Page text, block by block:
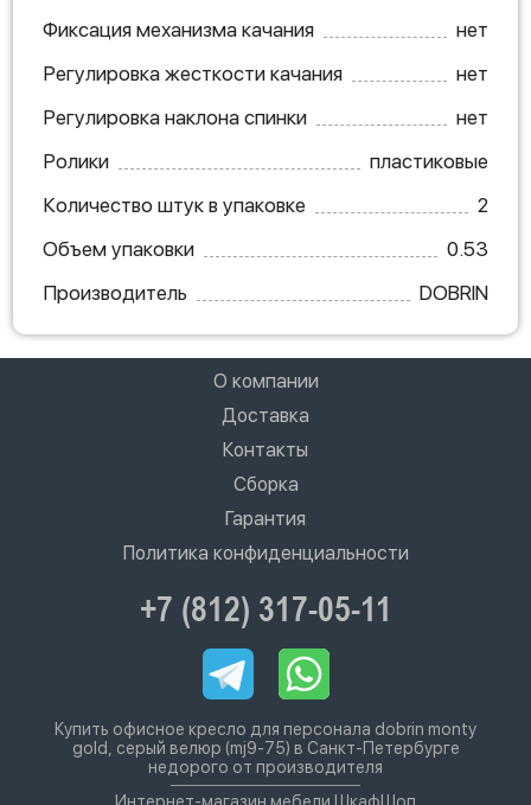
Фиксация механизма качания
нет
Регулировка жесткости качания
нет
Регулировка наклона спинки
нет
Ролики
пластиковые
Количество штук в упаковке
2
Объем упаковки
0.53
Производитель
DOBRIN
О компании
Доставка
Контакты
Сборка
Гарантия
Политика конфиденциальности
+7 (812) 317-05-11
Купить офисное кресло для персонала dobrin monty
gold, серый велюр (mj9-75) в Санкт-Петербурге
недорого от производителя